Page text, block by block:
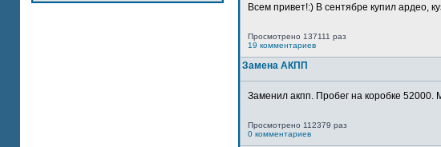
Всем привет!:) В сентябре купил ардео,
Просмотрено 137111 раз
19 комментариев
Замена АКПП
Заменил акпп. Пробег на коробке 52000.
Просмотрено 112379 раз
0 комментариев